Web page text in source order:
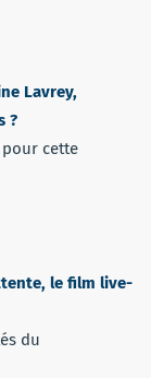
Lavrey,
?
cette
le film live-
du